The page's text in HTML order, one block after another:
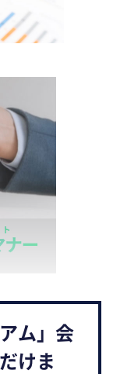
ム」会
けま